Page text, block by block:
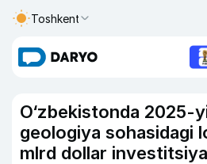
Toshkent
O‘zbekistonda 2025-
geologiya sohasidagi
mlrd dollar